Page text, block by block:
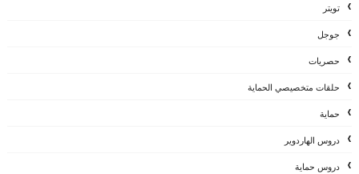
تويتر
جوجل
حصريات
حلقات متخصيصي الحماية
حماية
دروس الهاردوير
دروس حماية